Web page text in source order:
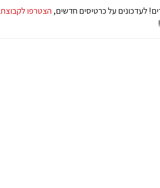
לעדכונים על כרטיסים חדשים, הצטרפו